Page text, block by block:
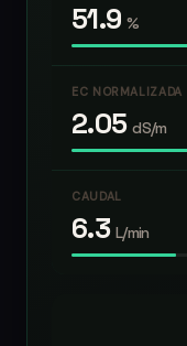
51.9 %
EC NORMALIZADA
2.05 dS/m
CAUDAL
6.3 L/min